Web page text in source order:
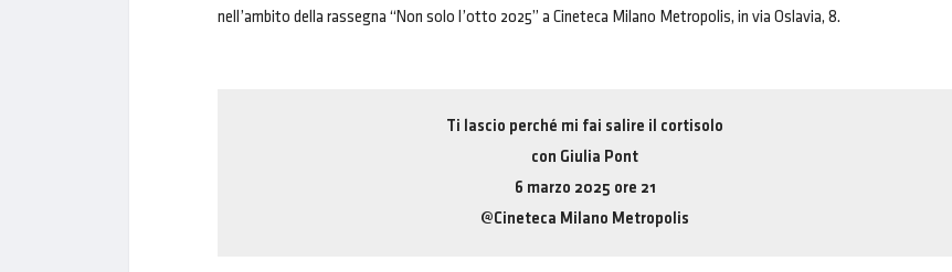
nell’ambito della rassegna “Non solo l’otto 2025” a Cineteca Milano Metropolis, in via Oslavia, 8.
Ti lascio perché mi fai salire il cortisolo
con Giulia Pont
6 marzo 2025 ore 21
@Cineteca Milano Metropolis